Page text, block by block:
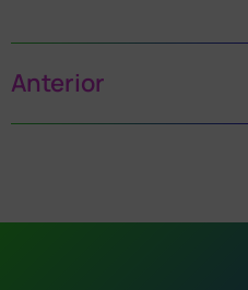
Anterior